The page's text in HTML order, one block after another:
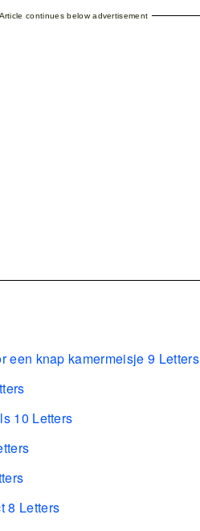
Article continues below advertisement
een knap kamermeisje 9 Letters
10 Letters
8 Letters